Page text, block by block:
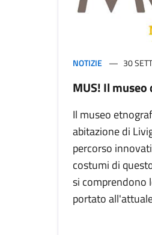
NOTIZIE 30
MUS! Il museo
Il museo
abitazione di
percorso
costumi di
si comprendono
portato